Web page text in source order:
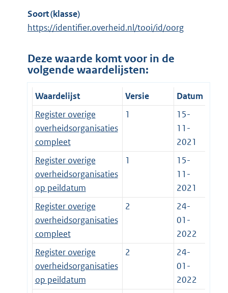
Soort (klasse)
https://identifier.overheid.nl/tooi/id/oorg
Deze waarde komt voor in de
volgende waardelijsten:
Waardelijst Versie
Datum
Register overige
overheidsorganisaties
compleet
1
15-
11-
2021
Register overige
overheidsorganisaties
op peildatum
1
15-
11-
2021
Register overige
overheidsorganisaties
compleet
2
24-
01-
2022
Register overige
overheidsorganisaties
op peildatum
2
24-
01-
2022